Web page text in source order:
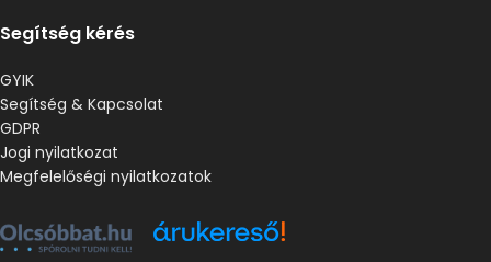
Segítség kérés
GYIK
Segítség & Kapcsolat
GDPR
Jogi nyilatkozat
Megfelelőségi nyilatkozatok